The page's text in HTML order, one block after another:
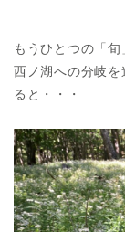
もうひとつの「
西ノ湖への分岐
ると・・・